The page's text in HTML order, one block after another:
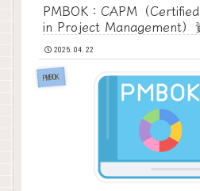
PMBOK：CAPM（
in Project Management）
2025.04.22
PMBOK